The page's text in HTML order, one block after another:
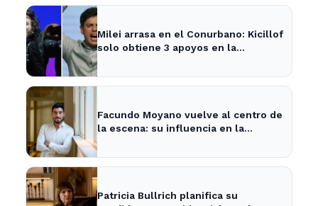
Milei arrasa en el Conurbano: Kicillof
solo obtiene 3 apoyos en la
Facundo Moyano vuelve al centro de
la escena: su influencia en la
Patricia Bullrich planifica su